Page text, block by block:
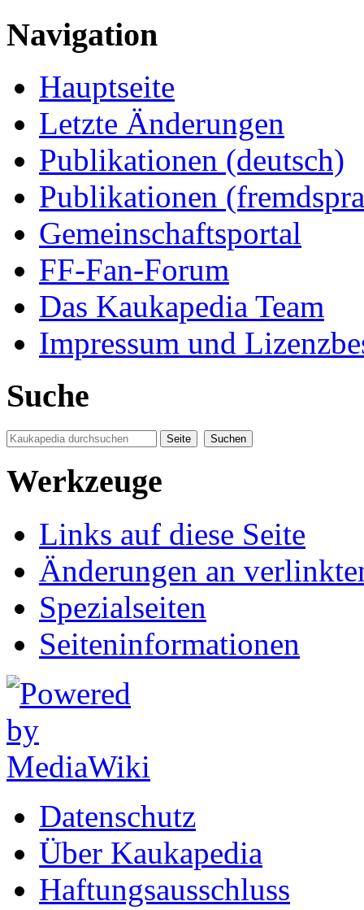
Navigation
Hauptseite
Letzte Änderungen
Publikationen (deutsch)
Publikationen
Gemeinschaftsportal
FF-Fan-Forum
Das Kaukapedia Team
Impressum und
Suche
Werkzeuge
Links auf diese Seite
Änderungen an
Spezialseiten
Seiten­informationen
Datenschutz
Über Kaukapedia
Haftungsausschluss